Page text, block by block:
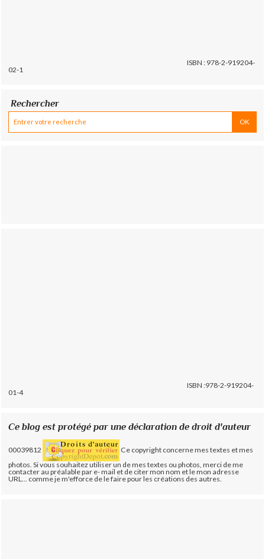
ISBN : 978-2-919204-
02-1
Rechercher
ISBN :978-2-919204-
01-4
Ce blog est protégé par une déclaration de droit d'auteur
00039812
Ce copyright concerne mes textes et mes
photos. Si vous souhaitez utiliser un de mes textes ou photos, merci de me
contacter au préalable par e- mail et de citer mon nom et le mon adresse
URL... comme je m'efforce de le faire pour les créations des autres.